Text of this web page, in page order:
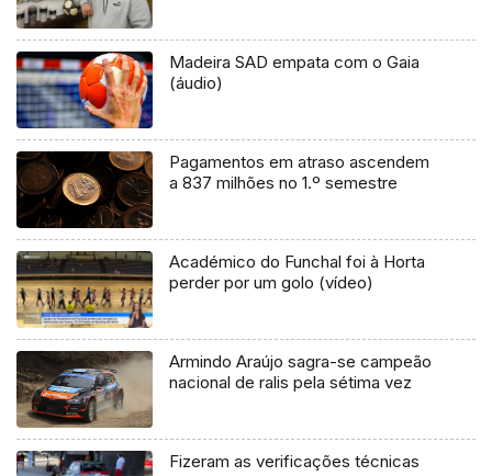
Madeira SAD empata com o Gaia
(áudio)
Pagamentos em atraso ascendem
a 837 milhões no 1.º semestre
Académico do Funchal foi à Horta
perder por um golo (vídeo)
Armindo Araújo sagra-se campeão
nacional de ralis pela sétima vez
Fizeram as verificações técnicas